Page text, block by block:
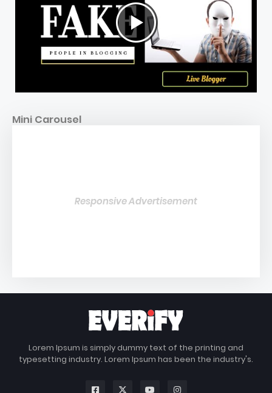
Mini Carousel
Responsive Advertisement
Lorem Ipsum is simply dummy text of the printing and
typesetting industry. Lorem Ipsum has been the industry's.